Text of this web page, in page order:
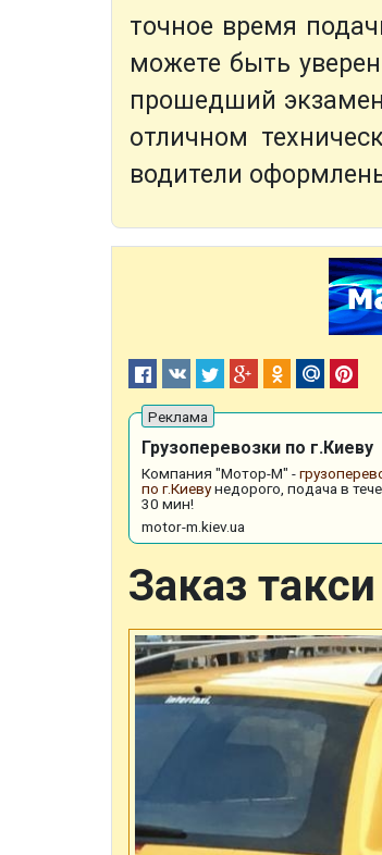
точное время
можете быть
прошедший
отличном
водители
Грузоперевозки по г.Киеву
Компания "Мотор-М" -
по г.Киевунедорого, подача в
30 мин!
motor-m.kiev.ua
Заказ